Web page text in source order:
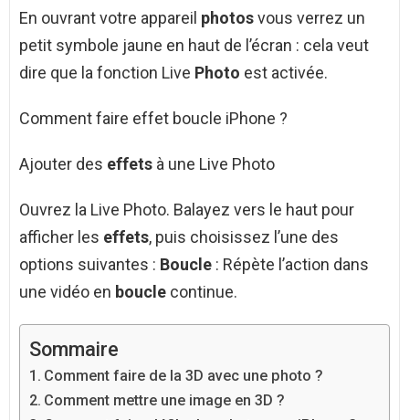
En ouvrant votre appareil photosvous verrez un
petit symbole jaune en haut de l’écran : cela veut
dire que la fonction Live Photo est activée.
Comment faire effet boucle iPhone ?
Ajouter des effets à une Live Photo
Ouvrez la Live Photo. Balayez vers le haut pour
afficher les effets, puis choisissez l’une des
options suivantes : Boucle : Répète l’action dans
une vidéo en boucle continue.
Sommaire
Comment faire de la 3D avec une photo ?
Comment mettre une image en 3D ?